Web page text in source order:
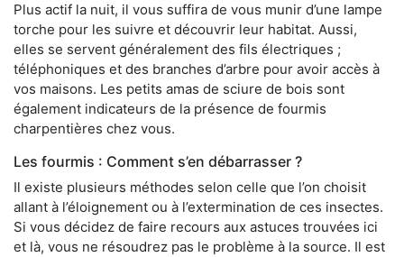
Plus actif la nuit, il vous suffira de vous munir d’une lampe
torche pour les suivre et découvrir leur habitat. Aussi,
elles se servent généralement des fils électriques ;
téléphoniques et des branches d’arbre pour avoir accès à
vos maisons. Les petits amas de sciure de bois sont
également indicateurs de la présence de fourmis
charpentières chez vous.
Les fourmis : Comment s’en débarrasser ?
Il existe plusieurs méthodes selon celle que l’on choisit
allant à l’éloignement ou à l’extermination de ces insectes.
Si vous décidez de faire recours aux astuces trouvées ici
et là, vous ne résoudrez pas le problème à la source. Il est